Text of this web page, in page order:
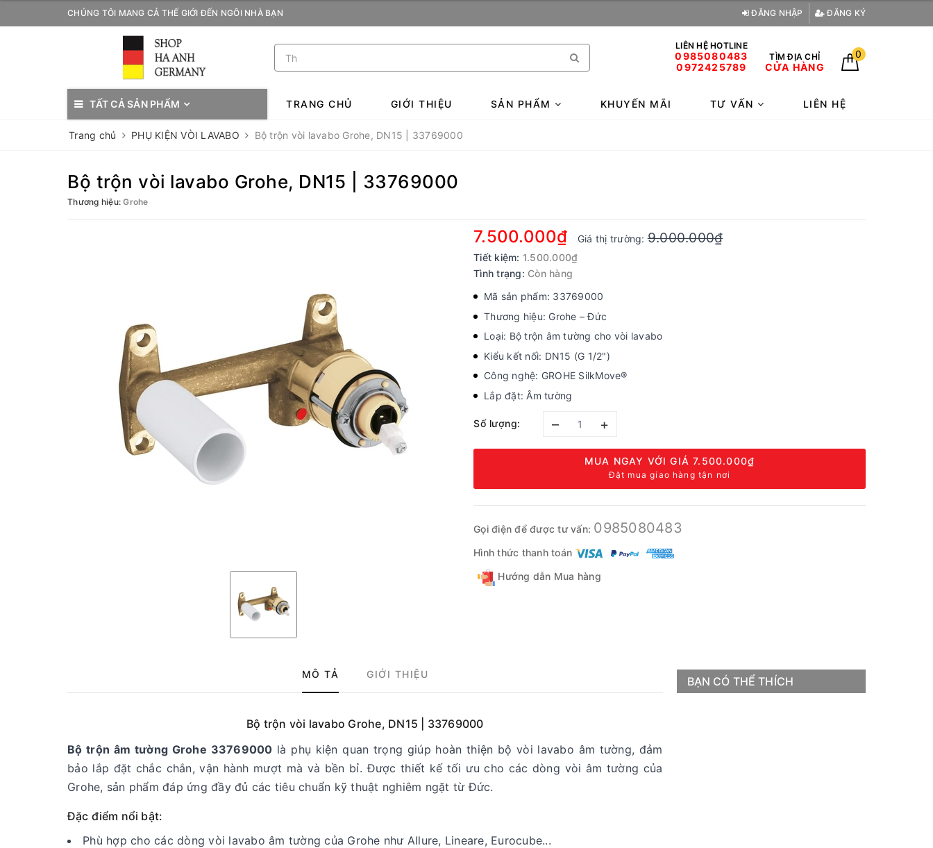
CHÚNG TÔI MANG CẢ THẾ GIỚI ĐẾN NGÔI NHÀ BẠN ĐĂNG NHẬP ĐĂNG KÝ
LIÊN HỆ HOTLINE
0985080483
0972425789
TÌM ĐỊA CHỈ
CỬA HÀNG
0
TẤT CẢ SẢN PHẨM TRANG CHỦ GIỚI THIỆU SẢN PHẨM KHUYẾN MÃI TƯ VẤN LIÊN HỆ
Trang chủ PHỤ KIỆN VÒI LAVABO Bộ trộn vòi lavabo Grohe, DN15 | 33769000
Bộ trộn vòi lavabo Grohe, DN15 | 33769000
Thương hiệu:Grohe
7.500.000₫ Giá thị trường:9.000.000₫
Tiết kiệm: 1.500.000₫
Tình trạng: Còn hàng
Mã sản phẩm: 33769000
Thương hiệu: Grohe – Đức
Loại: Bộ trộn âm tường cho vòi lavabo
Kiểu kết nối: DN15 (G 1/2")
Công nghệ: GROHE SilkMove®
Lắp đặt: Âm tường
Số lượng: – +
MUA NGAY VỚI GIÁ7.500.000₫
Đặt mua giao hàng tận nơi
Gọi điện để được tư vấn: 0985080483
Hình thức thanh toán
Hướng dẫn Mua hàng
MÔ TẢ GIỚI THIỆU
Bộ trộn vòi lavabo Grohe, DN15 | 33769000
Bộ trộn âm tường Grohe 33769000 là phụ kiện quan trọng giúp hoàn thiện bộ vòi lavabo âm tường, đảm
bảo lắp đặt chắc chắn, vận hành mượt mà và bền bỉ. Được thiết kế tối ưu cho các dòng vòi âm tường của
Grohe, sản phẩm đáp ứng đầy đủ các tiêu chuẩn kỹ thuật nghiêm ngặt từ Đức.
Đặc điểm nổi bật:
Phù hợp cho các dòng vòi lavabo âm tường của Grohe như Allure, Lineare, Eurocube...
BẠN CÓ THỂ THÍCH